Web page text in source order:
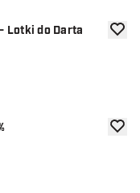
Lotki do Darta